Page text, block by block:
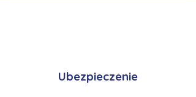
Ubezpieczenie